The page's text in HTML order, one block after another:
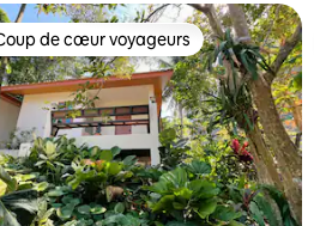
de cœur voyageurs les plus
de cœur voyageurs